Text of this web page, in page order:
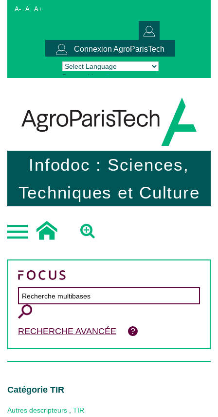
A- A A+
Connexion AgroParisTech
Powered by Translate
Infodoc : Sciences,
Techniques et Culture
RECHERCHE AVANCÉE
Catégorie TIR
Autres descripteurs TIR